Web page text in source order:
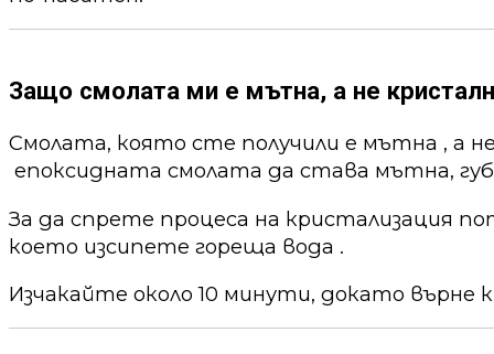
Защо смолата ми е мътна, а не
Смолата, която сте получили е мътна , а
епоксидната смолата да става мътна,
За да спрете процеса на кристализация
което изсипете гореща вода .
Изчакайте около 10 минути, докато върне